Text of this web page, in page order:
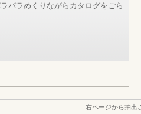
パラめくりながらカタログをごら
右ページから抽出